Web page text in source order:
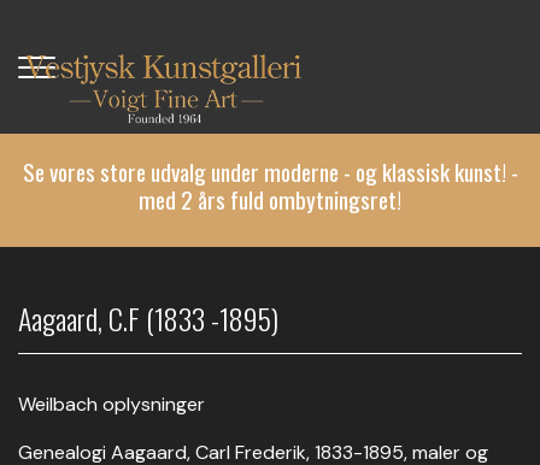
hovedindhold
Se vores store udvalg under moderne - og klassisk kunst! -
med 2 års fuld ombytningsret!
Aagaard, C.F (1833 -1895)
Weilbach oplysninger
Genealogi Aagaard, Carl Frederik, 1833-1895, maler og